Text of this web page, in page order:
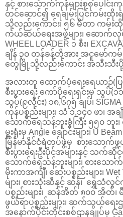
နှင့် စားသောက်ကုန်များစုစုပေါင်
တင်ဆောင်၍ ရေချမ်းပြင်ကမ်းထို
သို့လည်းကောင်း၊ ၅၆ မီတာ ကမ်း
ကယ်ဆယ်ရေးအဖွဲ့များ၊ ဆောက်လု
WHEEL LOADER ၁ စီး၊
ချိန် ၃၀ တန်ခန့်တို့အား အငူမော်က
တွေမြို့သို့လည်းကောင်း အသီးသီး
အလားတူ ထောက်ပံ့ရေးရေယာဉ်(ပ
စီးပွားရေး ကော်ပိုရေးရှင်းမှ သွပ်(၁
သွပ်(၉လိုင်း) ၁၈,၆၇၅ ချပ်၊
ကုန်ပစ္စည်းများ၊ သံ ၁,၁၄၀ ဖာ၊ အ
သောက်ရေသန့်ဘူးခွံကြီး ၅၅၀ ဘူး၊
မှူးရုံးမှ Angle ချောင်းများ၊ U
မြန်မာနိုင်ငံရဲတပ်ဖွဲ့မှ စားသောက်ဖွယ်
စီးပွားရေးဦးပိုင်အများနှင့် သ
သောက်ရေသန့်ဘူးများ၊ စားသောက်
မိုးကာအင်္ကျီ၊ ဆေးပစ္စည်းများ၊
များ၊ စားသုံးဆီနှင့် ဆန်၊ ရွှေသံလွင်
ပစ္စည်းများ၊ ဆန်အိတ် ၈၀၀ အိတ်၊
ဖွယ်ရာပစ္စည်းများ၊ ဆက်သွယ်ရေးဌ
အနောက်ပိုင်းတိုင်းစစ်ဌာနချုပ်မှ